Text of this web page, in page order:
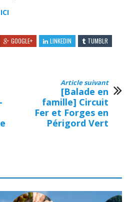
ICI
GOOGLE+ LINKEDIN
TUMBLR
Article suivant
[Balade en
famille] Circuit
Fer et Forges en
Périgord Vert